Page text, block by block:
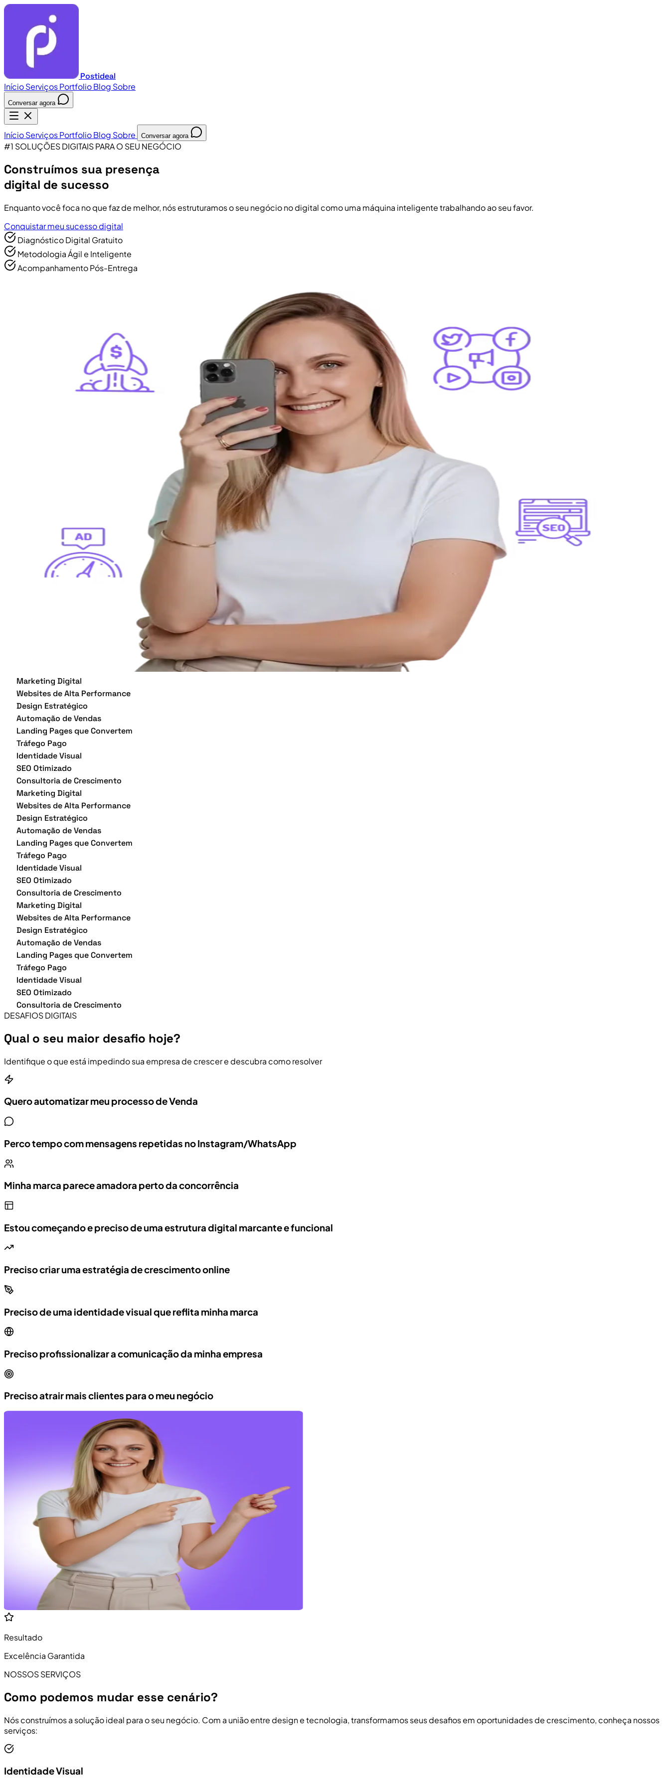
Postideal
InícioServiçosPortfolioBlog Sobre
Conversar agora
InícioServiçosPortfolioBlog Sobre Conversar agora
#1 SOLUÇÕES DIGITAIS PARA O SEU NEGÓCIO
Construímos sua presença
digital de sucesso
Enquanto você foca no que faz de melhor, nós estruturamos o seu negócio no digital como uma máquina inteligente trabalhando ao seu favor.
Conquistar meu sucesso digital
Diagnóstico Digital Gratuito
Metodologia Ágil e Inteligente
Acompanhamento Pós-Entrega
Marketing Digital
Websites de Alta Performance
Design Estratégico
Automação de Vendas
Landing Pages que Convertem
Tráfego Pago
Identidade Visual
SEO Otimizado
Consultoria de Crescimento
Marketing Digital
Websites de Alta Performance
Design Estratégico
Automação de Vendas
Landing Pages que Convertem
Tráfego Pago
Identidade Visual
SEO Otimizado
Consultoria de Crescimento
Marketing Digital
Websites de Alta Performance
Design Estratégico
Automação de Vendas
Landing Pages que Convertem
Tráfego Pago
Identidade Visual
SEO Otimizado
Consultoria de Crescimento
DESAFIOS DIGITAIS
Qual o seu maior desafio hoje?
Identifique o que está impedindo sua empresa de crescer e descubra como resolver
Quero automatizar meu processo de Venda
Perco tempo com mensagens repetidas no Instagram/WhatsApp
Minha marca parece amadora perto da concorrência
Estou começando e preciso de uma estrutura digital marcante e funcional
Preciso criar uma estratégia de crescimento online
Preciso de uma identidade visual que reflita minha marca
Preciso profissionalizar a comunicação da minha empresa
Preciso atrair mais clientes para o meu negócio
Resultado
Excelência Garantida
NOSSOS SERVIÇOS
Como podemos mudar esse cenário?
Nós construímos a solução ideal para o seu negócio. Com a união entre design e tecnologia, transformamos seus desafios em oportunidades de crescimento, conheça nossos
serviços:
Identidade Visual